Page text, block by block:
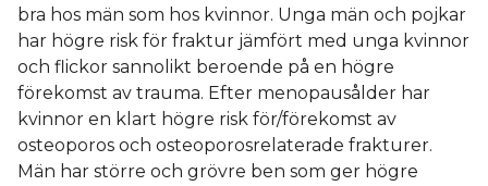
bra hos män som hos kvinnor. Unga män och pojkar
har högre risk för fraktur jämfört med unga kvinnor
och flickor sannolikt beroende på en högre
förekomst av trauma. Efter menopausålder har
kvinnor en klart högre risk för/förekomst av
osteoporos och osteoporosrelaterade frakturer.
Män har större och grövre ben som ger högre